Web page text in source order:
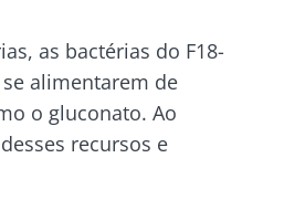
as bactérias do F18-
alimentarem de
o gluconato. Ao
recursos e
queijo
skyr? Estes
lácteos têm